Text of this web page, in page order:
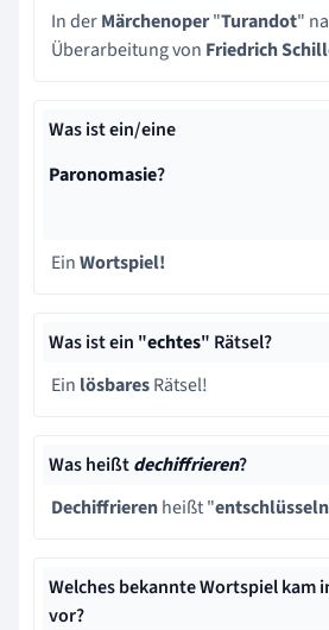
In derMärchenoper"Turandot"
Überarbeitung von Friedrich
Was ist ein/eine
Paronomasie?
EinWortspiel!
Was ist ein "echtes" Rätsel?
Ein lösbaresRätsel!
Was heißtdechiffrieren?
Dechiffrierenheißt "entschlüsseln
Welches bekannte Wortspiel kam
vor?